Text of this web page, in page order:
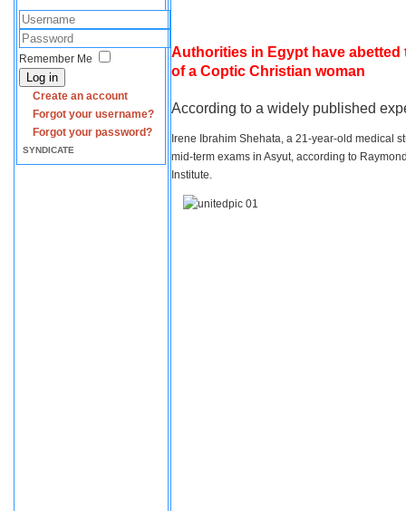
Remember Me
Log in
Create an account
Forgot your username?
Forgot your password?
SYNDICATE
Authorities in Egypt have
of a Coptic Christian woman
According to a widely published
Irene Ibrahim Shehata, a 21-year-old medical
mid-term exams in Asyut, according to
Institute.